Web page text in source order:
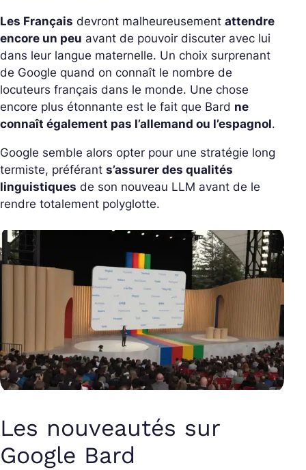
Les Français devront malheureusement attendre
encore un peu avant de pouvoir discuter avec lui
dans leur langue maternelle. Un choix surprenant
de Google quand on connaît le nombre de
locuteurs français dans le monde. Une chose
encore plus étonnante est le fait que Bard ne
connaît également pas l’allemand ou l’espagnol.
Google semble alors opter pour une stratégie long
termiste, préférant s’assurer des qualités
linguistiques de son nouveau LLM avant de le
rendre totalement polyglotte.
Les nouveautés sur
Google Bard